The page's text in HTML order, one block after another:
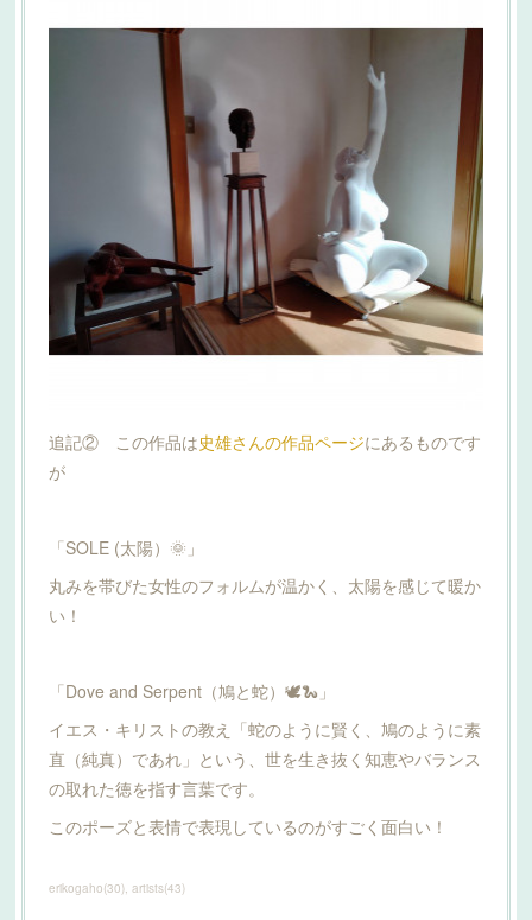
追記② この作品は史雄さんの作品ページにあるものです
が
「SOLE (太陽）🌞」
丸みを帯びた女性のフォルムが温かく、太陽を感じて暖か
い！
「Dove and Serpent（鳩と蛇）🕊🐍」
イエス・キリストの教え「蛇のように賢く、鳩のように素
直（純真）であれ」という、世を生き抜く知恵やバランス
の取れた徳を指す言葉です。
このポーズと表情で表現しているのがすごく面白い！
erikogaho(30) artists(43)